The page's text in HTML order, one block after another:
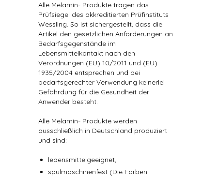
Alle Melamin- Produkte tragen das
Prüfsiegel des akkreditierten Prüfinstituts
Wessling. So ist sichergestellt, dass die
Artikel den gesetzlichen Anforderungen an
Bedarfsgegenstände im
Lebensmittelkontakt nach den
Verordnungen (EU) 10/2011 und (EU)
1935/2004 entsprechen und bei
bedarfsgerechter Verwendung keinerlei
Gefährdung für die Gesundheit der
Anwender besteht.
Alle Melamin- Produkte werden
ausschließlich in Deutschland produziert
und sind:
lebensmittelgeeignet,
spülmaschinenfest (Die Farben